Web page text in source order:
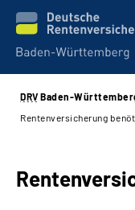
Beratung und
DRV Baden-
Rentenversicherung